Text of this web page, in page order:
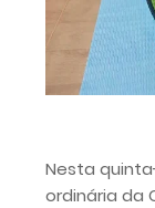
Nesta
ordinária da